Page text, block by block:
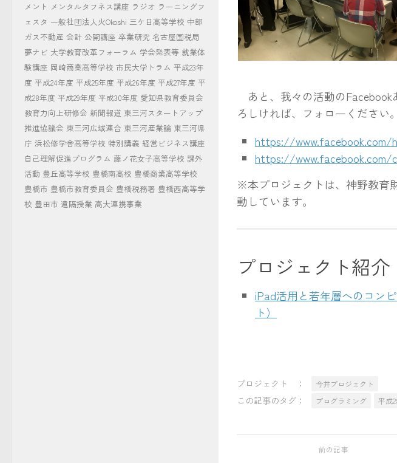
あと、我々の活動のFacebook
ろしければ、フォローください。
https://www.facebook.com/
https://www.facebook.com/
※本プロジェクトは、神野教育
動しています。
プロジェクト紹介
iPad活用と若年層へのコン
ト）
プロジェクト ： 今井プロジェクト
この記事のタグ： プログラミング 平成
前の記事
メント メンタルタフネス講座 ラジオ ラーニングフ
ェスタ 一般社団法人火Okoshi 三ケ日高等学校 中部
ガス不動産 会計 公開講座 卒業研究 名古屋国税局
夢ナビ 大学教育改革フォーラム 学会発表等 就業体
験講座 岡崎商業高等学校 市民大学トラム 平成23年
度 平成24年度 平成25年度 平成26年度 平成27年度 平
成28年度 平成29年度 平成30年度 愛知県教育委員会
教育力向上研修会 新聞報道 東三河スタートアップ
推進協議会 東三河広域連合 東三河産業論 東三河県
庁 浜松修学舎高等学校 特別講義 経営ビジネス講座
自己理解促進プログラム 藤ノ花女子高等学校 課外
活動 豊丘高等学校 豊橋南高校 豊橋商業高等学校
豊橋市 豊橋市教育委員会 豊橋税務署 豊橋西高等学
校 豊田市 遠隔授業 高大連携事業